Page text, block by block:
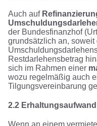
Auch auf
der Bundesfinanzhof
grundsätzlich an, soweit
Restdarlehensbetrag
sich im Rahmen einer
wozu regelmäßig auch
Tilgungsvereinbarung
2.2 Erhaltungsaufwand